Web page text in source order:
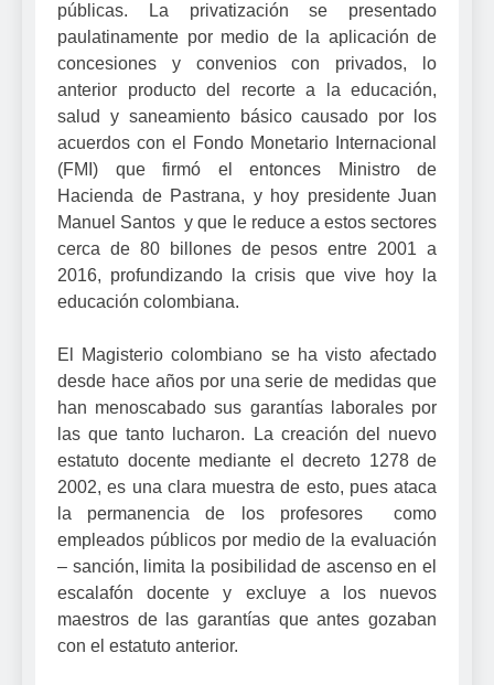
públicas. La privatización se presentado
paulatinamente por medio de la aplicación de
concesiones y convenios con privados, lo
anterior producto del recorte a la educación,
salud y saneamiento básico causado por los
acuerdos con el Fondo Monetario Internacional
(FMI) que firmó el entonces Ministro de
Hacienda de Pastrana, y hoy presidente Juan
Manuel Santos y que le reduce a estos sectores
cerca de 80 billones de pesos entre 2001 a
2016, profundizando la crisis que vive hoy la
educación colombiana.
El Magisterio colombiano se ha visto afectado
desde hace años por una serie de medidas que
han menoscabado sus garantías laborales por
las que tanto lucharon. La creación del nuevo
estatuto docente mediante el decreto 1278 de
2002, es una clara muestra de esto, pues ataca
la permanencia de los profesores como
empleados públicos por medio de la evaluación
– sanción, limita la posibilidad de ascenso en el
escalafón docente y excluye a los nuevos
maestros de las garantías que antes gozaban
con el estatuto anterior.